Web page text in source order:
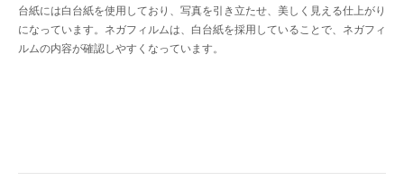
台紙には白台紙を使用しており、写真を引き立たせ、美しく見える仕上がり
になっています。ネガフィルムは、白台紙を採用していることで、ネガフィ
ルムの内容が確認しやすくなっています。